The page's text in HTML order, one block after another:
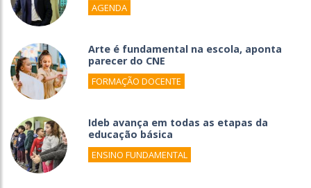
AGENDA
Arte é fundamental na escola, aponta
parecer do CNE
FORMAÇÃO DOCENTE
Ideb avança em todas as etapas da
educação básica
ENSINO FUNDAMENTAL